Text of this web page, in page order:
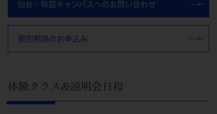
仙台・特設キャンパスへのお問い合わせ
個別相談のお申込み
体験クラス&説明会日程